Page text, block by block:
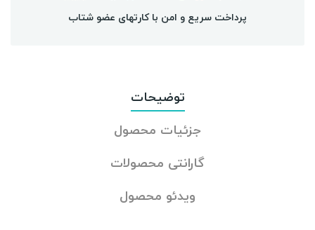
پرداخت سریع و امن با کارتهای عضو شتاب
توضیحات
جزئیات محصول
گارانتی محصولات
ویدئو محصول